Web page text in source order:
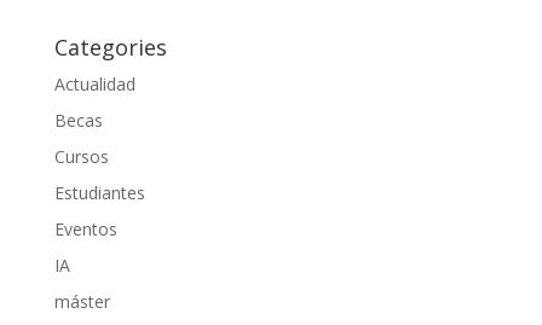
Categories
Actualidad
Becas
Cursos
Estudiantes
Eventos
IA
máster